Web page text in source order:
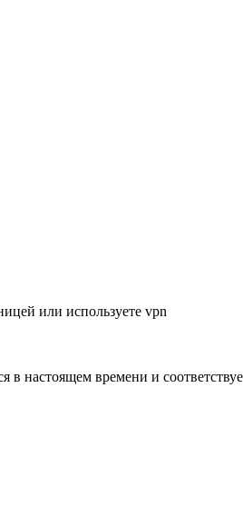
или используете vpn
в настоящем времени и